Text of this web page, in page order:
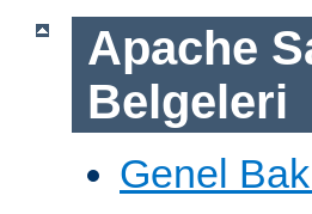
Apache
Belgeleri
Genel